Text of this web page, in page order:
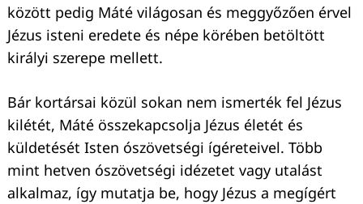
között pedig Máté világosan és meggyőzően érvel
Jézus isteni eredete és népe körében betöltött
királyi szerepe mellett.
Bár kortársai közül sokan nem ismerték fel Jézus
kilétét, Máté összekapcsolja Jézus életét és
küldetését Isten ószövetségi ígéreteivel. Több
mint hetven ószövetségi idézetet vagy utalást
alkalmaz, így mutatja be, hogy Jézus a megígért
Keresés: